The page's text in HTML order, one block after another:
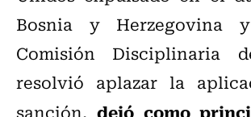
Bosnia y
Comisión Disciplinaria
resolvió aplazar la
sanción, dejó como